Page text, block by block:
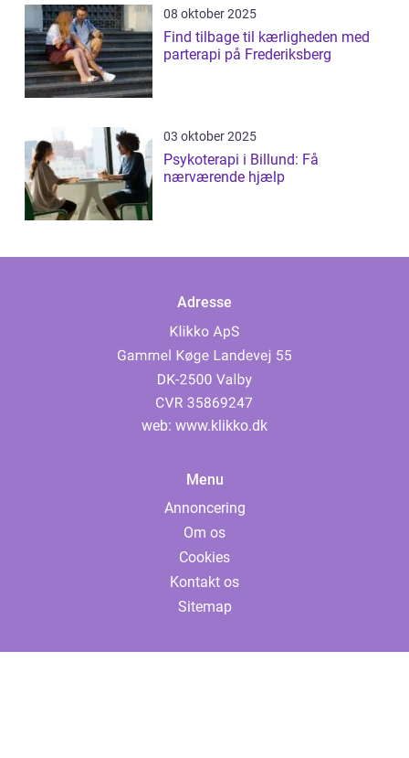
08 oktober 2025
Find tilbage til kærligheden med
parterapi på Frederiksberg
03 oktober 2025
Psykoterapi i Billund: Få
nærværende hjælp
Adresse
web: www.klikko.dk
Menu
Annoncering
Om os
Cookies
Kontakt os
Sitemap